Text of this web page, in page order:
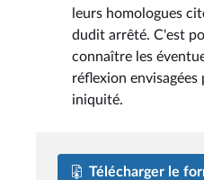
leurs homologues
dudit arrêté. C'est
connaître les
réflexion
iniquité.
Télécharger le